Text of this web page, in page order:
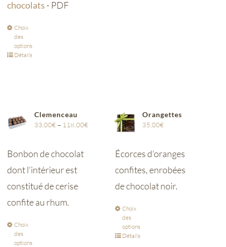
chocolats - PDF
Choix
des
options
Détails
Clemenceau
33,00€ – 118,00€
Bonbon de chocolat
dont l’intérieur est
constitué de cerise
confite au rhum.
Choix
des
options
Orangettes
35,00€
Écorces d'oranges
confites, enrobées
de chocolat noir.
Choix
des
options
Détails